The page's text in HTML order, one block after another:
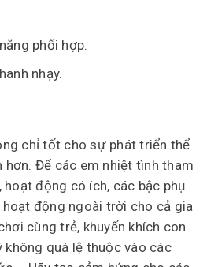
phối hợp.
nhạy.
chỉ tốt cho sự phát triển thể
Để các em nhiệt tình tham
động có ích, các bậc phụ
hoạt động ngoài trời cho cả gia
cùng trẻ, khuyến khích con
không quá lệ thuộc vào các